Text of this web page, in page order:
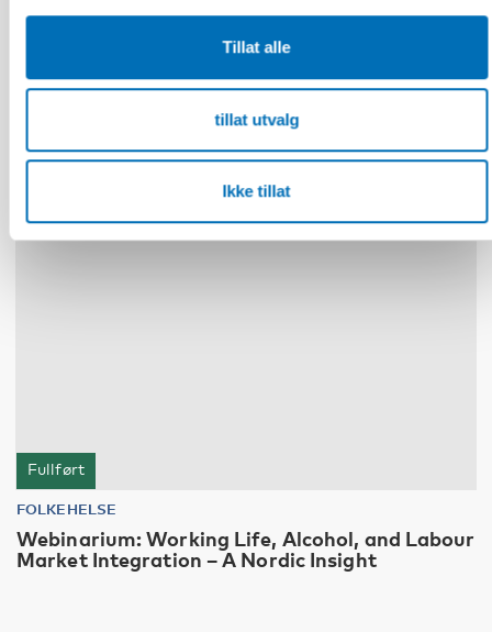
Tillat alle
tillat utvalg
Ikke tillat
NAD – Nordic Studies on Alcohol and Drugs
Fullført
19 NOV 2024
FOLKEHELSE
Webinarium: Working Life, Alcohol, and Labour
Market Integration – A Nordic Insight